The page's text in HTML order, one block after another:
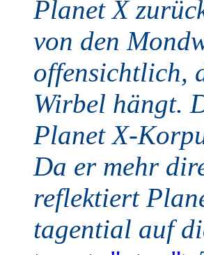
Planet X
von den
offensichtlich,
Wirbel hängt.
Planet X-
Da er mehr
reflektiert
tagential auf